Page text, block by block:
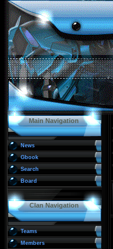
Main Navigation
News
Gbook
Search
Board
Clan Navigation
Teams
Members